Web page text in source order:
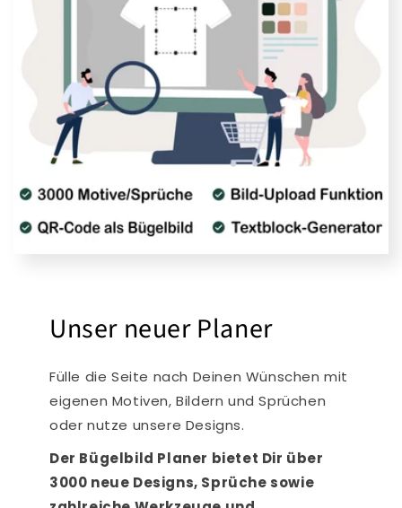
Unser neuer Planer
Fülle die Seite nach Deinen Wünschen mit
eigenen Motiven, Bildern und Sprüchen
oder nutze unsere Designs.
Der Bügelbild Planer bietet Dir über
3000 neue Designs, Sprüche sowie